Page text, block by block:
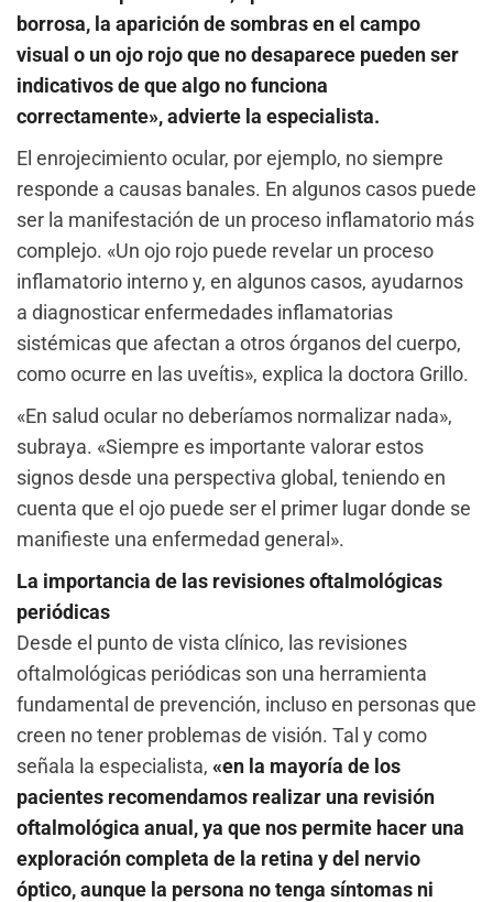
borrosa, la aparición de sombras en el campo
visual o un ojo rojo que no desaparece pueden ser
indicativos de que algo no funciona
correctamente», advierte la especialista.
El enrojecimiento ocular, por ejemplo, no siempre
responde a causas banales. En algunos casos puede
ser la manifestación de un proceso inflamatorio más
complejo. «Un ojo rojo puede revelar un proceso
inflamatorio interno y, en algunos casos, ayudarnos
a diagnosticar enfermedades inflamatorias
sistémicas que afectan a otros órganos del cuerpo,
como ocurre en las uveítis», explica la doctora Grillo.
«En salud ocular no deberíamos normalizar nada»,
subraya. «Siempre es importante valorar estos
signos desde una perspectiva global, teniendo en
cuenta que el ojo puede ser el primer lugar donde se
manifieste una enfermedad general».
La importancia de las revisiones oftalmológicas
periódicas
Desde el punto de vista clínico, las revisiones
oftalmológicas periódicas son una herramienta
fundamental de prevención, incluso en personas que
creen no tener problemas de visión. Tal y como
señala la especialista, «en la mayoría de los
pacientes recomendamos realizar una revisión
oftalmológica anual, ya que nos permite hacer una
exploración completa de la retina y del nervio
óptico, aunque la persona no tenga síntomas ni